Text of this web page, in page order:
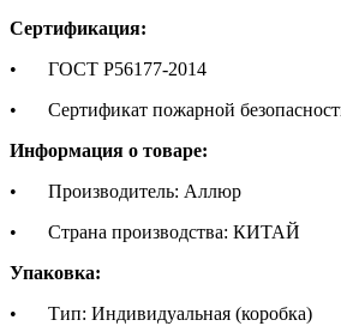
Сертификация:
•
ГОСТ Р56177-2014
•
Сертификат пожарной
Информация о товаре:
•
Производитель: Аллюр
•
Страна производства: КИТАЙ
Упаковка:
•
Тип: Индивидуальная (коробка)